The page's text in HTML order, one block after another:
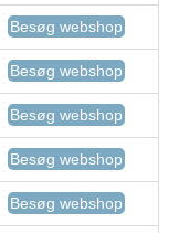
Besøg webshop
Besøg webshop
Besøg webshop
Besøg webshop
Besøg webshop